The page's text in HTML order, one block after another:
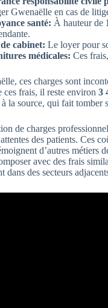
Gwenaëlle en cas de
santé: À hauteur de
cabinet: Le loyer pour
médicales: Ces
ces charges sont
ces frais, il reste environ 3
la source, qui fait tomber
de charges
des patients. Ces
d’autres métiers
avec des frais
dans des secteurs